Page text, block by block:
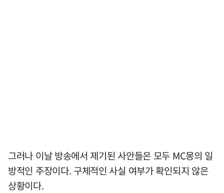
그러나 이날 방송에서 제기된 사안들은 모두 MC몽의 일
방적인 주장이다. 구체적인 사실 여부가 확인되지 않은
상황이다.